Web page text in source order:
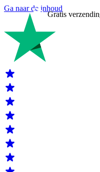
Ga naar de inhoud
Gratis